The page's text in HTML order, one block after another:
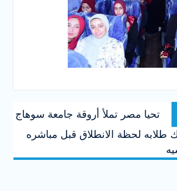
Previous
post:
تحيا مصر تملأ أروقة جامعة سوهاج
طلابه لحظة الانطلاق قبل مباشره